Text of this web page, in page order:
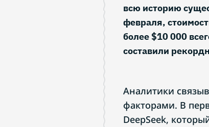
всю историю
февраля,
более $10 000
составили
Аналитики
факторами. В
DeepSeek,